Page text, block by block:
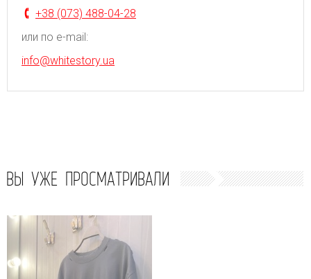
+38 (073) 488-04-28
или по e-mail:
info@whitestory.ua
ВЫ УЖЕ ПРОСМАТРИВАЛИ